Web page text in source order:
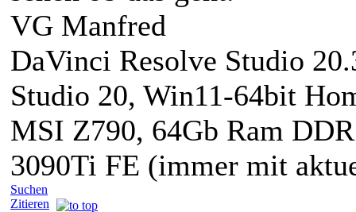
VG Manfred
DaVinci Resolve Studio
Studio 20, Win11-64bit
MSI Z790, 64Gb Ram
3090Ti FE (immer mit
Suchen
Zitieren